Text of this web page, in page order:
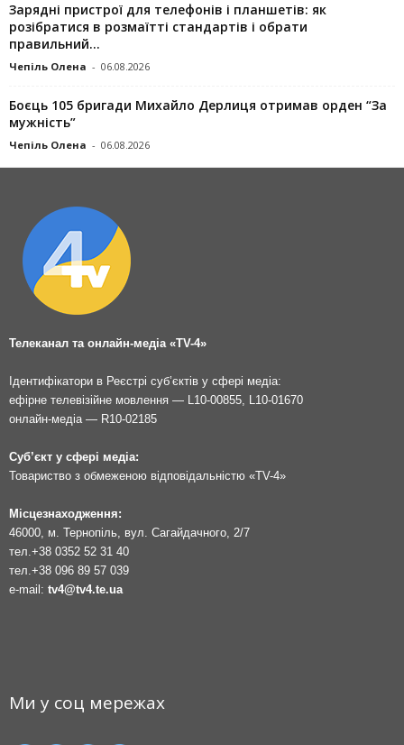
Зарядні пристрої для телефонів і планшетів: як
розібратися в розмаїтті стандартів і обрати
правильний...
Чепіль Олена - 06.08.2026
Боєць 105 бригади Михайло Дерлиця отримав орден “За
мужність”
Чепіль Олена - 06.08.2026
Телеканал та онлайн-медіа «TV-4»
Ідентифікатори в Реєстрі суб’єктів у сфері медіа:
ефірне телевізійне мовлення — L10-00855, L10-01670
онлайн-медіа — R10-02185
Суб’єкт у сфері медіа:
Товариство з обмеженою відповідальністю «TV-4»
Місцезнаходження:
46000, м. Тернопіль, вул. Сагайдачного, 2/7
тел.+38 0352 52 31 40
тел.+38 096 89 57 039
e-mail: tv4@tv4.te.ua
Ми у соц мережах